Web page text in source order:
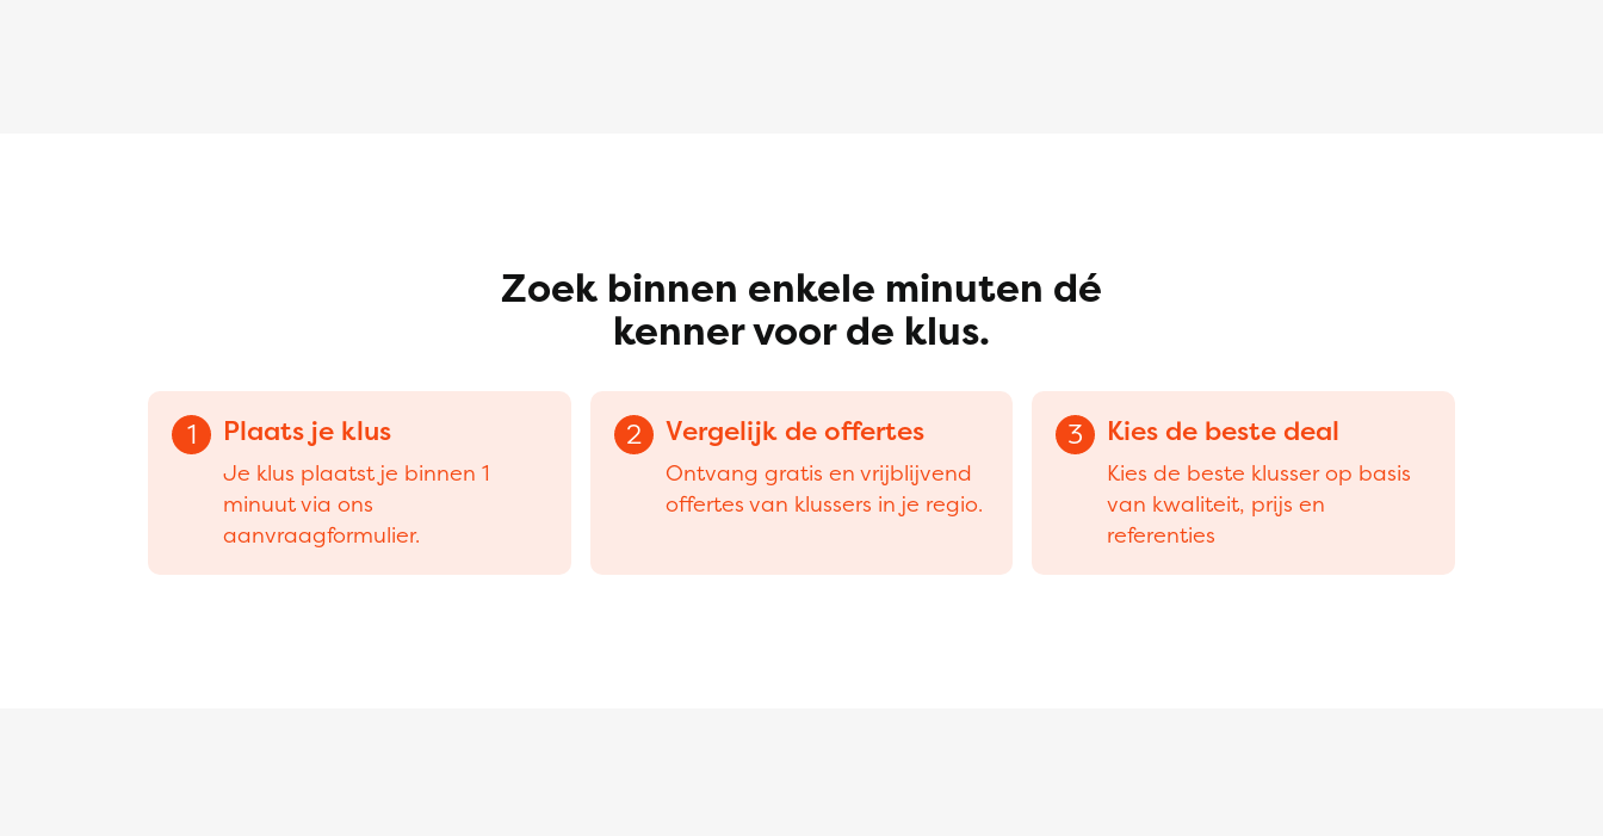
Zoek binnen enkele minuten dé
kenner voor de klus.
1 Plaats je klus
Je klus plaatst je binnen 1
minuut via ons
aanvraagformulier.
2 Vergelijk de offertes
Ontvang gratis en vrijblijvend
offertes van klussers in je regio.
3 Kies de beste deal
Kies de beste klusser op basis
van kwaliteit, prijs en
referenties